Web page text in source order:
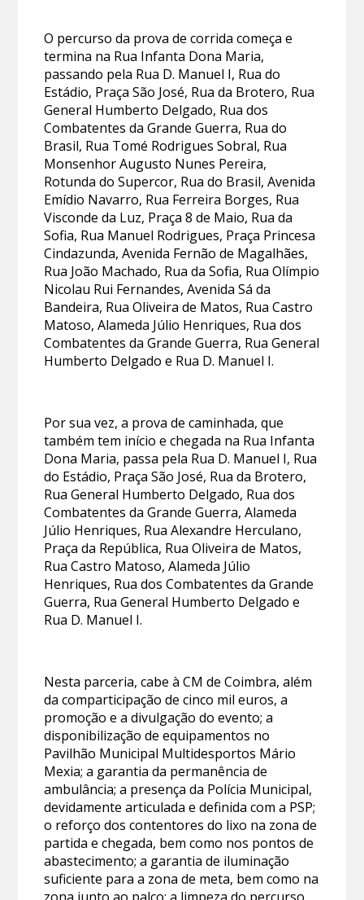
O percurso da prova de corrida começa e
termina na Rua Infanta Dona Maria,
passando pela Rua D. Manuel I, Rua do
Estádio, Praça São José, Rua da Brotero, Rua
General Humberto Delgado, Rua dos
Combatentes da Grande Guerra, Rua do
Brasil, Rua Tomé Rodrigues Sobral, Rua
Monsenhor Augusto Nunes Pereira,
Rotunda do Supercor, Rua do Brasil, Avenida
Emídio Navarro, Rua Ferreira Borges, Rua
Visconde da Luz, Praça 8 de Maio, Rua da
Sofia, Rua Manuel Rodrigues, Praça Princesa
Cindazunda, Avenida Fernão de Magalhães,
Rua João Machado, Rua da Sofia, Rua Olímpio
Nicolau Rui Fernandes, Avenida Sá da
Bandeira, Rua Oliveira de Matos, Rua Castro
Matoso, Alameda Júlio Henriques, Rua dos
Combatentes da Grande Guerra, Rua General
Humberto Delgado e Rua D. Manuel I.
Por sua vez, a prova de caminhada, que
também tem início e chegada na Rua Infanta
Dona Maria, passa pela Rua D. Manuel I, Rua
do Estádio, Praça São José, Rua da Brotero,
Rua General Humberto Delgado, Rua dos
Combatentes da Grande Guerra, Alameda
Júlio Henriques, Rua Alexandre Herculano,
Praça da República, Rua Oliveira de Matos,
Rua Castro Matoso, Alameda Júlio
Henriques, Rua dos Combatentes da Grande
Guerra, Rua General Humberto Delgado e
Rua D. Manuel I.
Nesta parceria, cabe à CM de Coimbra, além
da comparticipação de cinco mil euros, a
promoção e a divulgação do evento; a
disponibilização de equipamentos no
Pavilhão Municipal Multidesportos Mário
Mexia; a garantia da permanência de
ambulância; a presença da Polícia Municipal,
devidamente articulada e definida com a PSP;
o reforço dos contentores do lixo na zona de
partida e chegada, bem como nos pontos de
abastecimento; a garantia de iluminação
suficiente para a zona de meta, bem como na